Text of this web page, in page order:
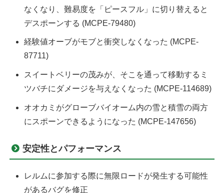
なくなり、難易度を「ピースフル」に切り替えると
デスポーンする (MCPE-79480)
経験値オーブがモブと衝突しなくなった (MCPE-
87711)
スイートベリーの茂みが、そこを通って移動するミ
ツバチにダメージを与えなくなった (MCPE-114689)
オオカミがグローブバイオーム内の雪と積雪の両方
にスポーンできるようになった (MCPE-147656)
安定性とパフォーマンス
レルムに参加する際に無限ロードが発生する可能性
があるバグを修正